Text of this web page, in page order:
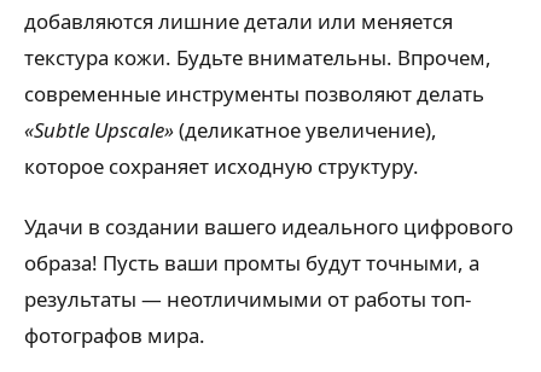
добавляются лишние детали или меняется
текстура кожи. Будьте внимательны. Впрочем,
современные инструменты позволяют делать
«Subtle Upscale»(деликатное увеличение),
которое сохраняет исходную структуру.
Удачи в создании вашего идеального цифрового
образа! Пусть ваши промты будут точными, а
результаты — неотличимыми от работы топ-
фотографов мира.